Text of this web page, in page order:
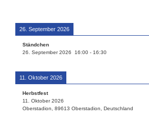
26. September 2026
Ständchen
26. September 2026
16:00 - 16:30
11. Oktober 2026
Herbstfest
11. Oktober 2026
Oberstadion, 89613 Oberstadion, Deutschland